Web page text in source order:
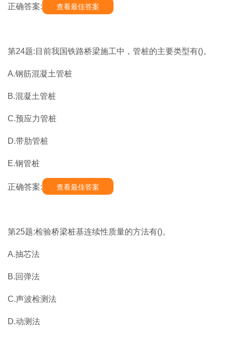
正确答案: 查看最佳答案
第24题:目前我国铁路桥梁施工中，管桩的主要类型有()。
A.钢筋混凝土管桩
B.混凝土管桩
C.预应力管桩
D.带肋管桩
E.钢管桩
正确答案: 查看最佳答案
第25题:检验桥梁桩基连续性质量的方法有()。
A.抽芯法
B.回弹法
C.声波检测法
D.动测法